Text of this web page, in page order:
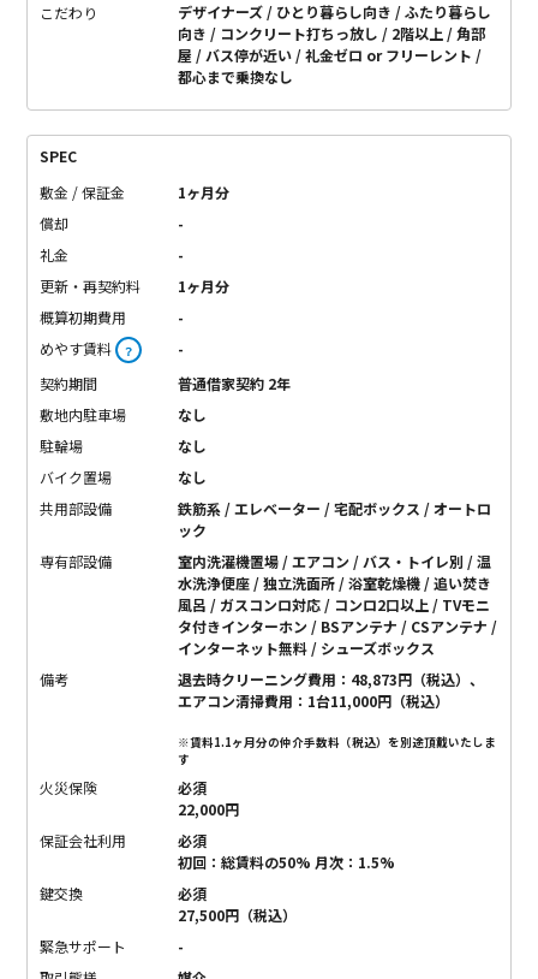
こだわり デザイナーズ ひとり暮らし向き
ふたり暮らし
向き
コンクリート打ちっ放し 2階以上
角部
屋
バス停が近い
礼金ゼロ or フリーレント
都心まで乗換なし
SPEC
敷金 / 保証金
1ヶ月分
償却
-
礼金
-
更新・再契約料
1ヶ月分
概算初期費用
-
めやす賃料 ？
-
契約期間
普通借家契約 2年
敷地内駐車場
なし
駐輪場
なし
バイク置場
なし
共用部設備
鉄筋系 / エレベーター / 宅配ボックス / オートロ
ック
専有部設備
室内洗濯機置場 / エアコン / バス・トイレ別 / 温
水洗浄便座 / 独立洗面所 / 浴室乾燥機 / 追い焚き
風呂 / ガスコンロ対応 / コンロ2口以上 / TVモニ
タ付きインターホン / BSアンテナ / CSアンテナ /
インターネット無料 / シューズボックス
備考
退去時クリーニング費用：48,873円（税込）、
エアコン清掃費用：1台11,000円（税込）
※賃料1.1ヶ月分の仲介手数料（税込）を別途頂戴いたしま
す
火災保険
必須
22,000円
保証会社利用
必須
初回：総賃料の50% 月次：1.5%
鍵交換
必須
27,500円（税込）
緊急サポート
-